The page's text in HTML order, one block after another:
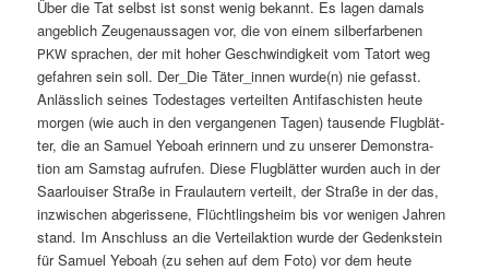
Über die Tat selb­st ist son­st wenig bekan­nt. Es lagen damals
ange­blich Zeu­ge­naus­sagen vor, die von einem sil­ber­far­be­nen
PKW sprachen, der mit hoher Geschwindigkeit vom Tatort weg
gefahren sein soll. Der_Die Täter_innen wurde(n) nie gefasst.
Anlässlich seines Todestages verteil­ten Antifaschis­ten heute
mor­gen (wie auch in den ver­gan­genen Tagen) tausende Flug­blät­
ter, die an Samuel Yeboah erin­nern und zu unser­er Demon­stra­
tion am Sam­stag aufrufen. Diese Flug­blät­ter wur­den auch in der
Saar­louis­er Straße in Fraulautern verteilt, der Straße in der das,
inzwis­chen abgeris­sene, Flüchtling­sheim bis vor weni­gen Jahren
stand. Im Anschluss an die Verteilak­tion wurde der Gedenkstein
für Samuel Yeboah (zu sehen auf dem Foto) vor dem heute